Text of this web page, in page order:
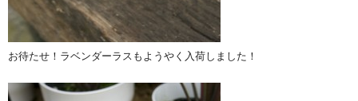
お待たせ！ラベンダーラスもようやく入荷しました！